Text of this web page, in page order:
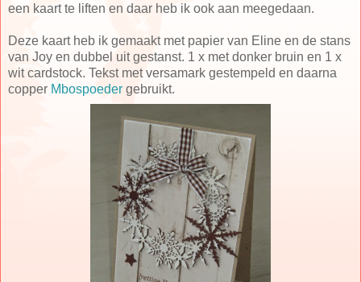
een kaart te liften en daar heb ik ook aan meegedaan.
Deze kaart heb ik gemaakt met papier van Eline en de stans
van Joy en dubbel uit gestanst. 1 x met donker bruin en 1 x
wit cardstock. Tekst met versamark gestempeld en daarna
copper Mbospoeder gebruikt.